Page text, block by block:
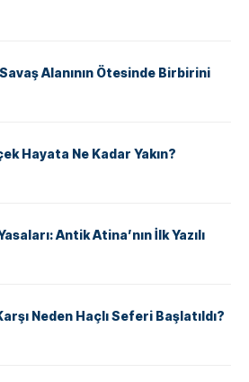
Alanının Ötesinde Birbirini
Hayata Ne Kadar Yakın?
Antik Atina’nın İlk Yazılı
Neden Haçlı Seferi Başlatıldı?